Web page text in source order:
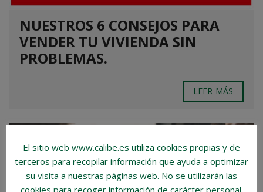
NUESTROS 6 CONSEJOS PARA
VENDER TU VIVIENDA SIN
PROBLEMAS.
LEER MÁS
El sitio web www.calibe.es utiliza cookies propias y de
terceros para recopilar información que ayuda a optimizar
su visita a nuestras páginas web. No se utilizarán las
cookies para recoger información de carácter personal